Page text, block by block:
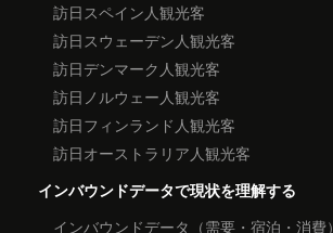
訪日スペイン人観光客
訪日スウェーデン人観光客
訪日デンマーク人観光客
訪日ノルウェー人観光客
訪日フィンランド人観光客
訪日オーストラリア人観光客
インバウンドデータで現状を理解する
インバウンドデータ（需要・宿泊・消費）